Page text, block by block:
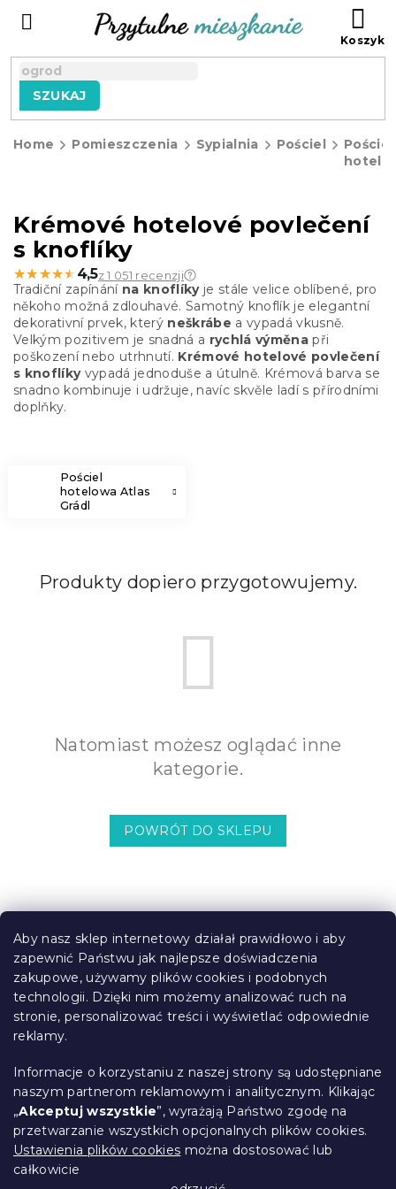
Aby nasz sklep internetowy działał prawidłowo i aby
zapewnić Państwu jak najlepsze doświadczenia
zakupowe, używamy plików cookies i podobnych
technologii. Dzięki nim możemy analizować ruch na
stronie, personalizować treści i wyświetlać odpowiednie
reklamy.
Informacje o korzystaniu z naszej strony są udostępniane
naszym partnerom reklamowym i analitycznym. Klikając
„Akceptuj wszystkie”, wyrażają Państwo zgodę na
przetwarzanie wszystkich opcjonalnych plików cookies.
Ustawienia plików cookies można dostosować lub
całkowicie
SZUKAJ
Home Pomieszczenia Sypialnia Pościel
Pościel
Krémové hotelové povlečení
s knoflíky
★★★★★
★★★★★ 4,5z 1 051 recenzji
Tradiční zapínánína knoflíkyje stále velice oblíbené, pro
někoho možná zdlouhavé. Samotný knoflík je elegantní
dekorativní prvek, který neškrábe a vypadá vkusně.
Velkým pozitivem je snadná a rychlá výměna při
poškození nebo utrhnutí. Krémové hotelové povlečení
s knoflíkyvypadá jednoduše a útulně. Krémová barva se
snadno kombinuje i udržuje, navíc skvěle ladí s přírodními
doplňky.
Pościel
hotelowa Atlas
Grádl
Produkty dopiero przygotowujemy.
Natomiast możesz oglądać inne
kategorie.
POWRÓT DO SKLEPU
S
Informacje dla Ciebie
Śledzenie zamówienia
Opcje dostawy
Metody płatności
Reklamacje i zwroty towarów
Kontakt
Regulamin
Ochrona danych osobowych
Kodeks etyczny
Dla partnerów